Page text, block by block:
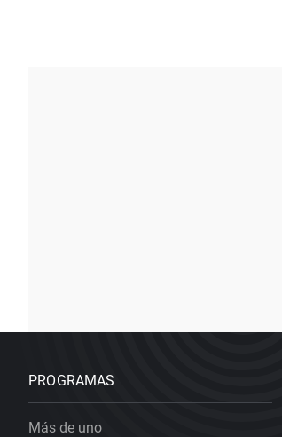
PROGRAMAS
Más de uno